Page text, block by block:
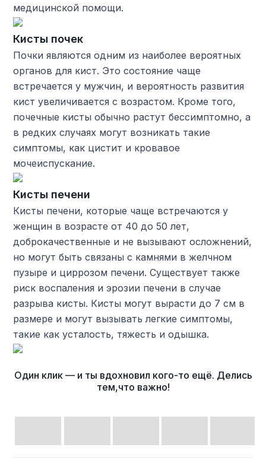
медицинской помощи.
Кисты почек
Почки являются одним из наиболее вероятных
органов для кист. Это состояние чаще
встречается у мужчин, и вероятность развития
кист увеличивается с возрастом. Кроме того,
почечные кисты обычно растут бессимптомно, а
в редких случаях могут возникать такие
симптомы, как цистит и кровавое
мочеиспускание.
Кисты печени
Кисты печени, которые чаще встречаются у
женщин в возрасте от 40 до 50 лет,
доброкачественные и не вызывают осложнений,
но могут быть связаны с камнями в желчном
пузыре и циррозом печени. Существует также
риск воспаления и эрозии печени в случае
разрыва кисты. Кисты могут вырасти до 7 см в
размере и могут вызывать легкие симптомы,
такие как усталость, тяжесть и одышка.